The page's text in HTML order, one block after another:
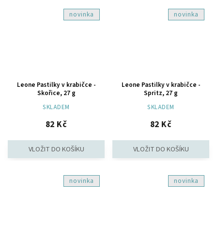
novinka
Leone Pastilky v krabičce -
Skořice, 27 g
SKLADEM
82 Kč
novinka
Leone Pastilky v krabičce -
Spritz, 27 g
SKLADEM
82 Kč
novinka novinka